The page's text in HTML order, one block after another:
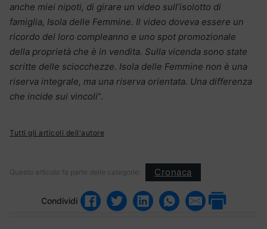
anche miei nipoti, di girare un video sull’isolotto di
famiglia, Isola delle Femmine. Il video doveva essere un
ricordo del loro compleanno e uno spot promozionale
della proprietà che è in vendita. Sulla vicenda sono state
scritte delle sciocchezze. Isola delle Femmine non è una
riserva integrale, ma una riserva orientata. Una differenza
che incide sui vincoli“.
Tutti gli articoli dell'autore
Questo articolo fa parte delle categorie: Cronaca
Condividi